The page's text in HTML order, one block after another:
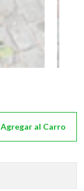
Agregar al Carro